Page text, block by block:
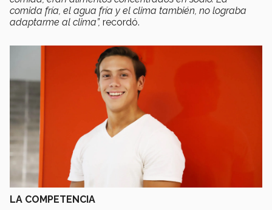
comida fría, el agua fría y el clima también, no lograba
adaptarme al clima”, recordó.
LA COMPETENCIA